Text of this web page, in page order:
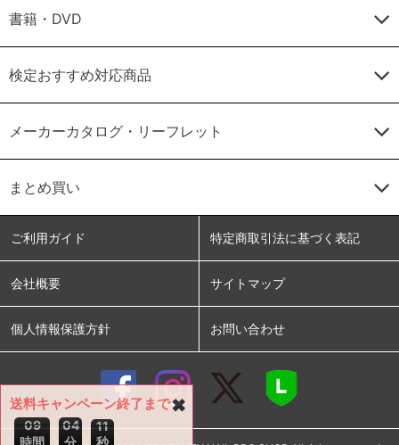
書籍・DVD
検定おすすめ対応商品
メーカーカタログ・リーフレット
まとめ買い
ご利用ガイド 特定商取引法に基づく表記
会社概要 サイトマップ
個人情報保護方針 お問い合わせ
✖
送料キャンペーン終了まで
09
時間
04
分
10
秒